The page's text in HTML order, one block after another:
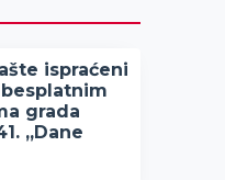
ispraćeni
grada
„Dane